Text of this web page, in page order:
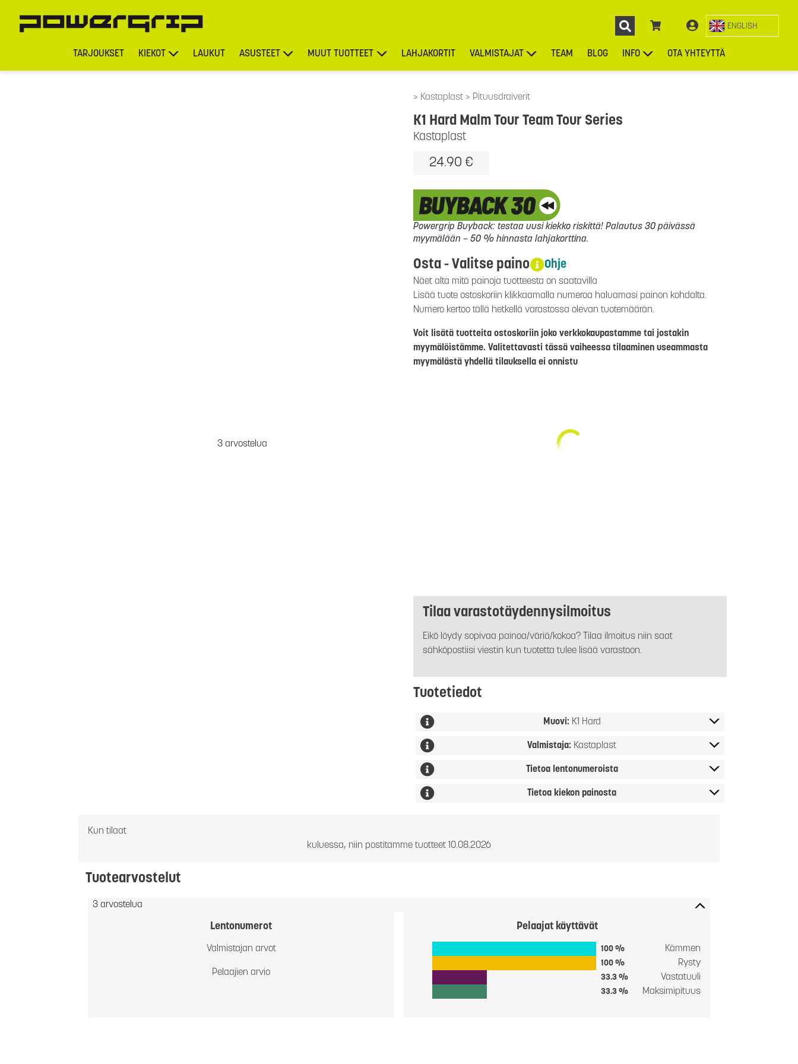
ENGLISH
TARJOUKSET KIEKOT LAUKUT ASUSTEET MUUT TUOTTEET LAHJAKORTIT VALMISTAJAT TEAM BLOG INFO OTA YHTEYTTÄ
Kastaplast Pituusdraiverit
3 arvostelua
Kastaplast
K1 Hard Malm Tour Team Tour Series
24.90 €
Powergrip Buyback: testaa uusi kiekko riskittä! Palautus 30 päivässä
myymälään – 50 % hinnasta lahjakorttina.
Osta - Valitse paino Ohje
Näet alta mitä painoja tuotteesta on saatavilla
Lisää tuote ostoskoriin klikkaamalla numeroa haluamasi painon kohdalta.
Numero kertoo tällä hetkellä varastossa olevan tuotemäärän.
Voit lisätä tuotteita ostoskoriin joko verkkokaupastamme tai jostakin
myymälöistämme. Valitettavasti tässä vaiheessa tilaaminen useammasta
myymälästä yhdellä tilauksella ei onnistu
Tilaa varastotäydennysilmoitus
Eikö löydy sopivaa painoa/väriä/kokoa? Tilaa ilmoitus niin saat
sähköpostiisi viestin kun tuotetta tulee lisää varastoon.
Tuotetiedot
Muovi: K1 Hard
Valmistaja: Kastaplast
Tietoa lentonumeroista
Tietoa kiekon painosta
Kun tilaat
kuluessa, niin postitamme tuotteet 10.08.2026
Tuotearvostelut
3 arvostelua
Lentonumerot
Valmistajan arvot
Pelaajien arvio
Pelaajat käyttävät
100 % Kämmen
100 % Rysty
33.3 % Vastatuuli
33.3 % Maksimipituus